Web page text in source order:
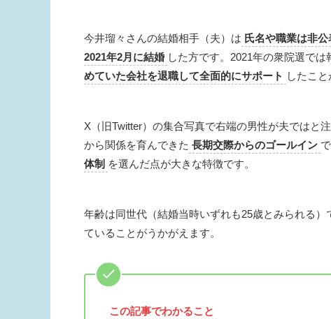
今井瑠々さんの結婚相手（夫）は 氏名や職業は非公
2021年2月に結婚 した方です。2021年の衆院選では
めていた会社を退職して全面的にサポート したこと
X（旧Twitter）の集合写真で右端の男性が夫ではと
から関係を育んできた 長期交際からのゴールイン
体制 を選んだ点が大きな特徴です。
年齢は同世代（結婚当時いずれも25歳とみられる）
ていることがうかがえます。
この記事でわかること